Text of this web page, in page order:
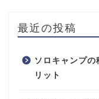
最近の投稿
ソロキャンプ
リット